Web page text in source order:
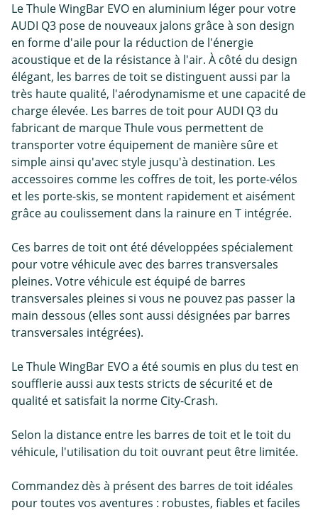
Le Thule WingBar EVO en aluminium léger pour votre
AUDI Q3 pose de nouveaux jalons grâce à son design
en forme d'aile pour la réduction de l'énergie
acoustique et de la résistance à l'air. À côté du design
élégant, les barres de toit se distinguent aussi par la
très haute qualité, l'aérodynamisme et une capacité de
charge élevée. Les barres de toit pour AUDI Q3 du
fabricant de marque Thule vous permettent de
transporter votre équipement de manière sûre et
simple ainsi qu'avec style jusqu'à destination. Les
accessoires comme les coffres de toit, les porte-vélos
et les porte-skis, se montent rapidement et aisément
grâce au coulissement dans la rainure en T intégrée.
Ces barres de toit ont été développées spécialement
pour votre véhicule avec des barres transversales
pleines. Votre véhicule est équipé de barres
transversales pleines si vous ne pouvez pas passer la
main dessous (elles sont aussi désignées par barres
transversales intégrées).
Le Thule WingBar EVO a été soumis en plus du test en
soufflerie aussi aux tests stricts de sécurité et de
qualité et satisfait la norme City-Crash.
Selon la distance entre les barres de toit et le toit du
véhicule, l'utilisation du toit ouvrant peut être limitée.
Commandez dès à présent des barres de toit idéales
pour toutes vos aventures : robustes, fiables et faciles